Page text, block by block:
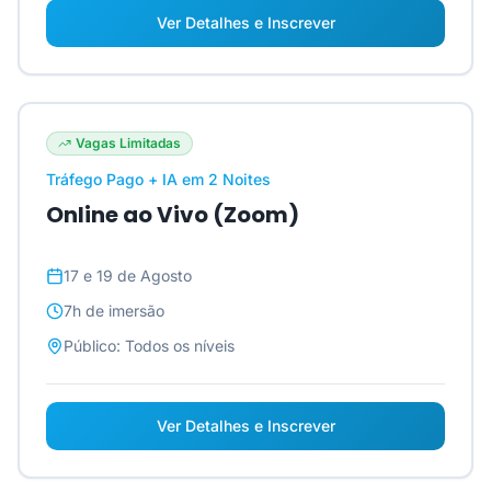
Ver Detalhes e Inscrever
Vagas Limitadas
Tráfego Pago + IA em 2 Noites
Online ao Vivo (Zoom)
17 e 19 de Agosto
7h de imersão
Público: Todos os níveis
Ver Detalhes e Inscrever